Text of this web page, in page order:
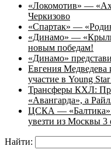
«Локомотив» —
Черкизово
«Спартак» —
«Динамо» —
новым победам!
«Динамо»
Евгения
участие в Young
Трансферы КХЛ:
«Авангарда», а
ЦСКА — «Балтика»:
увезти из Москвы 3
Найти: